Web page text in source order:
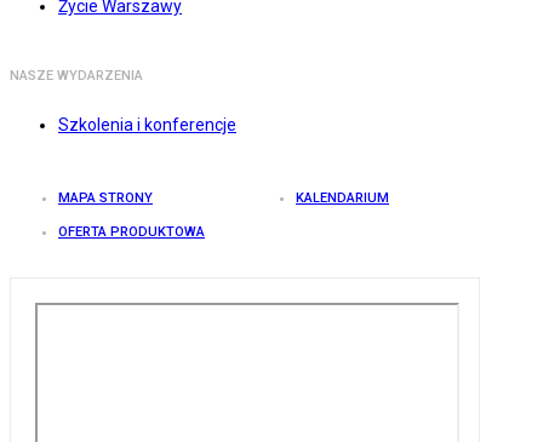
Życie Warszawy
NASZE WYDARZENIA
Szkolenia i konferencje
MAPA STRONY KALENDARIUM
OFERTA PRODUKTOWA